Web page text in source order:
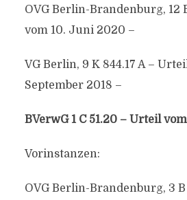
OVG Berlin-Brandenburg, 12
vom 10. Juni 2020 –
VG Berlin, 9 K 844.17 A –
September 2018 –
BVerwG 1 C 51.20 – Urteil
Vorinstanzen:
OVG Berlin-Brandenburg, 3